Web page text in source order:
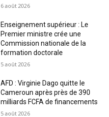
6 août 2026
Enseignement supérieur : Le
Premier ministre crée une
Commission nationale de la
formation doctorale
5 août 2026
AFD : Virginie Dago quitte le
Cameroun après près de 390
milliards FCFA de financements
5 août 2026